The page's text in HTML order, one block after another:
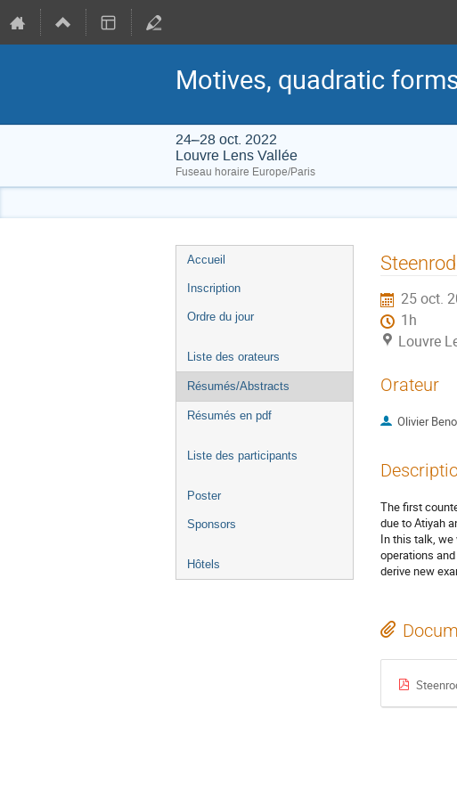
Motives, quadratic
24–28 oct. 2022
Louvre Lens Vallée
Fuseau horaire Europe/Paris
Menu
de
Accueil
Inscription
Ordre du jour
Liste des orateurs
Résumés/Abstracts
Résumés en pdf
Liste des participants
Poster
Sponsors
Hôtels
25 oct.
1h
Louvre
Orateur
Olivier
The first
due to Atiyah
In this talk,
operations
derive new